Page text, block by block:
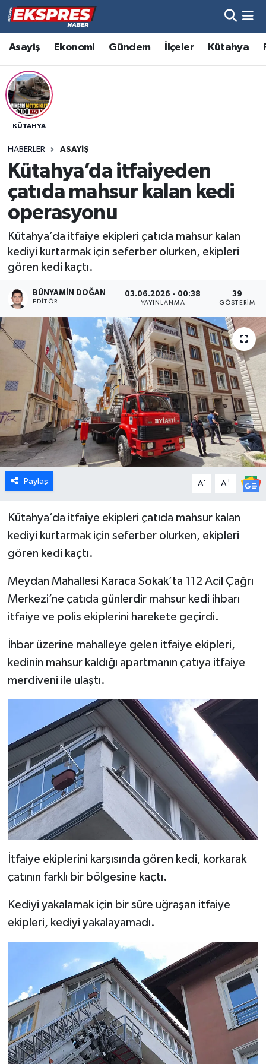
Asayiş Ekonomi Gündem İlçeler Kütahya
KÜTAHYA
HABERLER ASAYIŞ
Kütahya’da itfaiyeden
çatıda mahsur kalan kedi
operasyonu
Kütahya’da itfaiye ekipleri çatıda mahsur kalan
kediyi kurtarmak için seferber olurken, ekipleri
gören kedi kaçtı.
BÜNYAMIN DOĞAN
EDITÖR
03.06.2026 - 00:38
YAYINLANMA
39
GÖSTERIM
Paylaş A- A+
Kütahya’da itfaiye ekipleri çatıda mahsur kalan
kediyi kurtarmak için seferber olurken, ekipleri
gören kedi kaçtı.
Meydan Mahallesi Karaca Sokak’ta 112 Acil Çağrı
Merkezi’ne çatıda günlerdir mahsur kedi ihbarı
itfaiye ve polis ekiplerini harekete geçirdi.
İhbar üzerine mahalleye gelen itfaiye ekipleri,
kedinin mahsur kaldığı apartmanın çatıya itfaiye
merdiveni ile ulaştı.
İtfaiye ekiplerini karşısında gören kedi, korkarak
çatının farklı bir bölgesine kaçtı.
Kediyi yakalamak için bir süre uğraşan itfaiye
ekipleri, kediyi yakalayamadı.
Altıntaş
Asayiş
Aslanapa
Bölge
Çavdarhisar
Dumlupınar
Dünya
Eğitim
Ekonomi
Emet
Foto Galeri
Gediz
Genel
Hisarcık
İlçeler
Kültür Sanat
Kütahya
Magazin
Otomobil
Pazarlar
Politika
Resmi İlan
Rüya Tabirleri
Sağlık
Simav
Spor
Tavşanlı
Teknoloji
Hava Durumu
Trafik Durumu
Süper Lig Puan Durumu ve Fikstür
Son Dakika Haberleri
Haber Arşivi